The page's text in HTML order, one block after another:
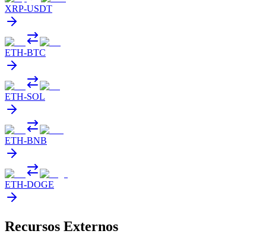
XRP-USDT
ETH-BTC
ETH-SOL
ETH-BNB
ETH-DOGE
Recursos Externos